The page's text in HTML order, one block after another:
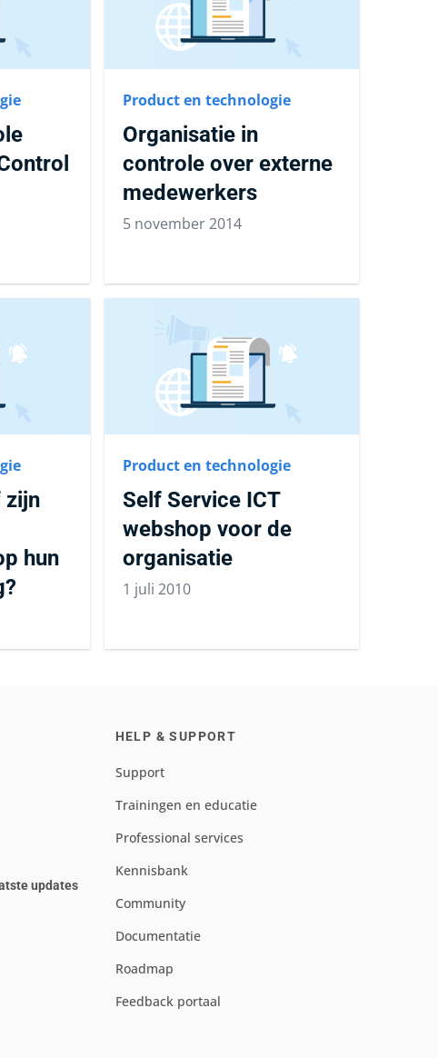
Product en technologie
Organisatie in
controle over externe
medewerkers
5 november 2014
zijn
hun
Product en technologie
Self Service ICT
webshop voor de
organisatie
1 juli 2010
updates
HELP & SUPPORT
Support
Trainingen en educatie
Professional services
Kennisbank
Community
Documentatie
Roadmap
Feedback portaal